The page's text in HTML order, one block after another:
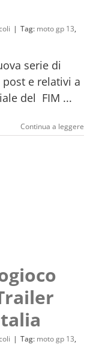
| Tag: moto gp 13,
serie di
e relativi a
del FIM ...
Continua a leggere
| Tag: moto gp 13,